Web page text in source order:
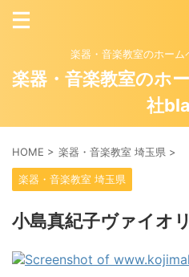
楽器・音楽教室のホーム
楽器・音楽教室のホ
社
HOME > 楽器・音楽教室 埼玉県 >
楽器・音楽教室 埼玉県
小島真紀子ヴァイオ